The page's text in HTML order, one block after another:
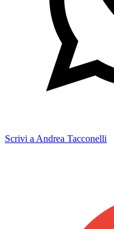
Scrivi a Andrea Tacconelli